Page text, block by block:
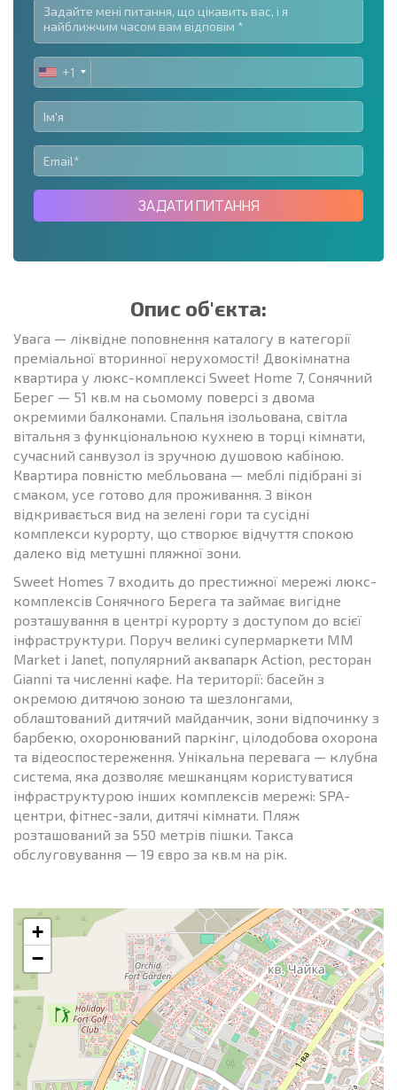
UNITED
STATES
+1
+1
ЗАДАТИ ПИТАННЯ
Опис об'єкта:
Увага — ліквідне поповнення каталогу в категорії
преміальної вторинної нерухомості! Двокімнатна
квартира у люкс-комплексі Sweet Home 7, Сонячний
Берег — 51 кв.м на сьомому поверсі з двома
окремими балконами. Спальня ізольована, світла
вітальня з функціональною кухнею в торці кімнати,
сучасний санвузол із зручною душовою кабіною.
Квартира повністю мебльована — меблі підібрані зі
смаком, усе готово для проживання. З вікон
відкривається вид на зелені гори та сусідні
комплекси курорту, що створює відчуття спокою
далеко від метушні пляжної зони.
Sweet Homes 7 входить до престижної мережі люкс-
комплексів Сонячного Берега та займає вигідне
розташування в центрі курорту з доступом до всієї
інфраструктури. Поруч великі супермаркети ММ
Market і Janet, популярний аквапарк Action, ресторан
Gianni та численні кафе. На території: басейн з
окремою дитячою зоною та шезлонгами,
облаштований дитячий майданчик, зони відпочинку з
барбекю, охоронюваний паркінг, цілодобова охорона
та відеоспостереження. Унікальна перевага — клубна
система, яка дозволяє мешканцям користуватися
інфраструктурою інших комплексів мережі: SPA-
центри, фітнес-зали, дитячі кімнати. Пляж
розташований за 550 метрів пішки. Такса
обслуговування — 19 євро за кв.м на рік.
+
−